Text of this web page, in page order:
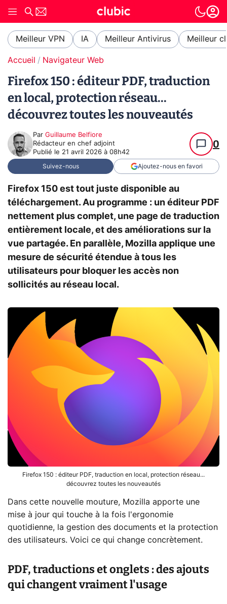
Meilleur VPN IA Meilleur Antivirus Meilleur
Accueil Navigateur Web
Firefox 150 : éditeur PDF, traduction
en local, protection réseau...
découvrez toutes les nouveautés
Par Guillaume Belfiore
Rédacteur en chef adjoint
Publié le 21 avril 2026 à 08h42
0
Suivez-nous Ajoutez-nous en favori
Firefox 150 est tout juste disponible au
téléchargement. Au programme : un éditeur PDF
nettement plus complet, une page de traduction
entièrement locale, et des améliorations sur la
vue partagée. En parallèle, Mozilla applique une
mesure de sécurité étendue à tous les
utilisateurs pour bloquer les accès non
sollicités au réseau local.
Firefox 150 : éditeur PDF, traduction en local, protection réseau...
découvrez toutes les nouveautés
Dans cette nouvelle mouture, Mozilla apporte une
mise à jour qui touche à la fois l'ergonomie
quotidienne, la gestion des documents et la protection
des utilisateurs. Voici ce qui change concrètement.
PDF, traductions et onglets : des ajouts
qui changent vraiment l'usage